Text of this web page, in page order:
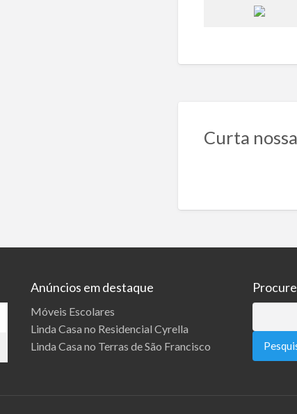
Curta
Anúncios em destaque
Móveis Escolares
Linda Casa no Residencial Cyrella
Linda Casa no Terras de São Francisco
por: